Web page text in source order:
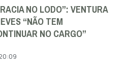
NO LODO”: VENTURA
“NÃO TEM
NO CARGO”